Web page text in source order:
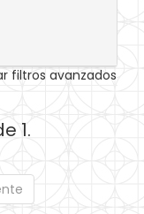
filtros avanzados
1.